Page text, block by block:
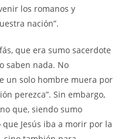
los romanos y
nación”.
que era sumo sacerdote
saben nada. No
un solo hombre muera por
perezca”. Sin embargo,
que, siendo sumo
Jesús iba a morir por la